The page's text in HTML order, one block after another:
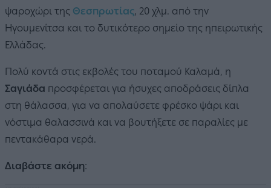
ψαροχώρι της Θεσπρωτίας, 20 χλμ. από την
Ηγουμενίτσα και το δυτικότερο σημείο της ηπειρωτικής
Ελλάδας.
Πολύ κοντά στις εκβολές του ποταμού Καλαμά, η
Σαγιάδα προσφέρεται για ήσυχες αποδράσεις δίπλα
στη θάλασσα, για να απολαύσετε φρέσκο ψάρι και
νόστιμα θαλασσινά και να βουτήξετε σε παραλίες με
πεντακάθαρα νερά.
Διαβάστε ακόμη: